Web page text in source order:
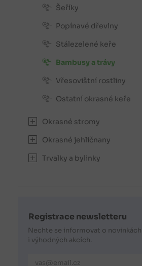
Šeříky
Popínavé dřeviny
Stálezelené keře
Bambusy a trávy
Vřesovištní rostliny
Ostatní okrasné keře
Okrasné stromy
Okrasné jehličnany
Trvalky a bylinky
Registrace newsletteru
Nechte se informovat o novinkách
i výhodných akcích.
E-mailová adresa